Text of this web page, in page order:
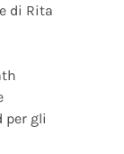
di Rita
per gli